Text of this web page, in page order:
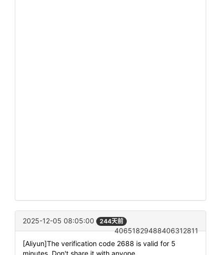
2025-12-05 08:05:00 244天前
40651829488406312811
[Aliyun]The verification code 2688 is valid for 5